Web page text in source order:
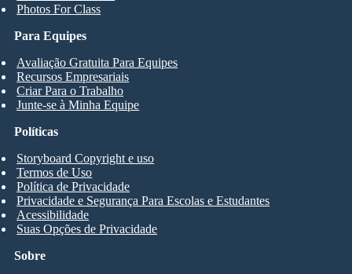
Photos For Class
Para Equipes
Avaliação Gratuita Para Equipes
Recursos Empresariais
Criar Para o Trabalho
Junte-se à Minha Equipe
Sobre
Políticas
Storyboard Copyright e uso
Termos de Uso
Política de Privacidade
Privacidade e Segurança Para Escolas e Estudantes
Acessibilidade
Suas Opções de Privacidade